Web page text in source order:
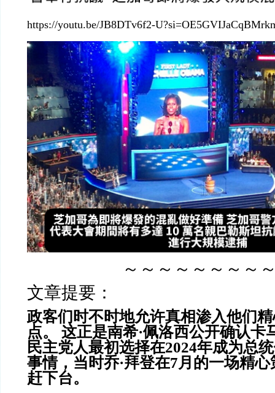
https://youtu.be/JB8DTv6f2-
～～～～～～～～
文章提要：
政客们时不时地允许真相渗入他们
点。 这正是南希·佩洛西公开确认卡
民主党人最初选择在2024年成为总
事情，当时乔·拜登在7月的一场精
赶下台。